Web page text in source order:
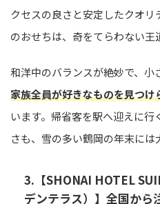
クセスの良さと安定したクオ
のおせちは、奇をてらわない王
和洋中のバランスが絶妙で、小
家族全員が好きなものを見つけ
います。帰省客を駅へ迎えに
さも、雪の多い鶴岡の年末には
3.【SHONAI HOTEL
デンテラス）】全国から